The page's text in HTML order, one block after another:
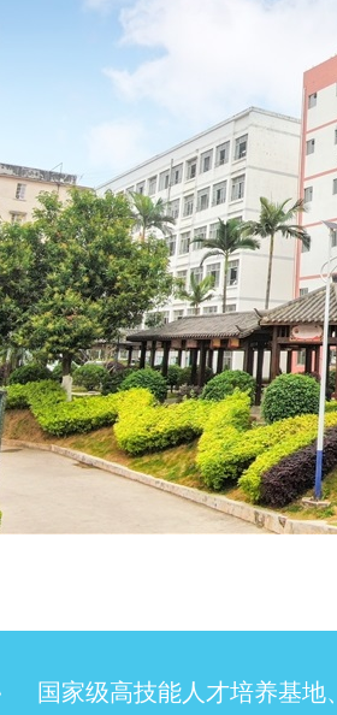
国家级高技能人才培养基